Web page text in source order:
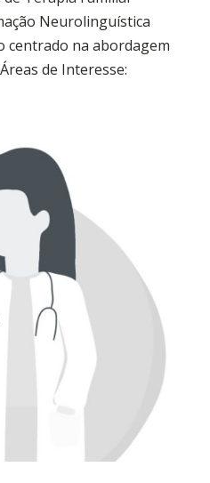
Neurolinguística
centrado na abordagem
de Interesse: